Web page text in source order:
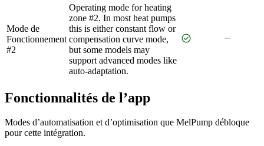
Mode de
Fonctionnement
#2
Operating mode for heating
zone #2. In most heat pumps
this is either constant flow or
compensation curve mode,
but some models may
support advanced modes like
auto-adaptation.
check_circle remove
Fonctionnalités de l’app
Modes d’automatisation et d’optimisation que MelPump débloque
pour cette intégration.